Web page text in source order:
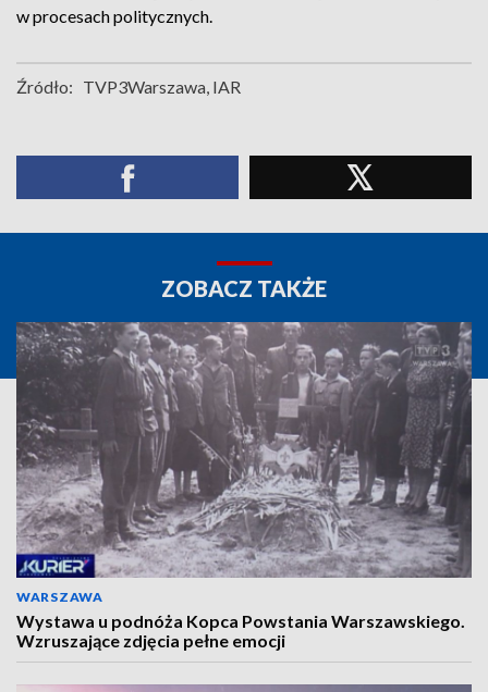
w procesach politycznych.
Źródło: TVP3Warszawa, IAR
ZOBACZ TAKŻE
WARSZAWA
Wystawa u podnóża Kopca Powstania Warszawskiego.
Wzruszające zdjęcia pełne emocji